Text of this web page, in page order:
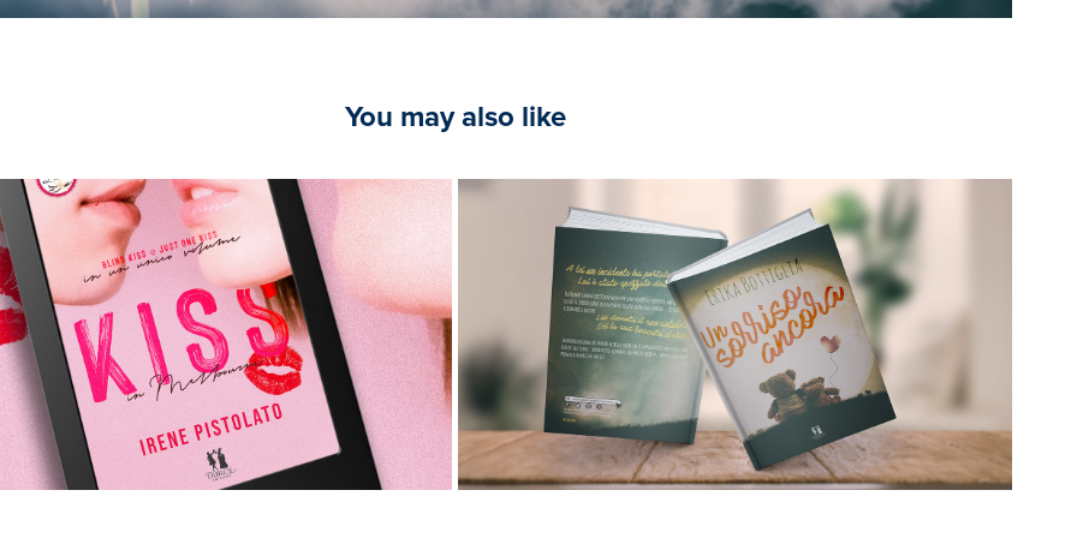
You may also like
2020
in Melbourne - Book box
2020
Cover design "un sorriso ancora" di
Erika Bottiglia